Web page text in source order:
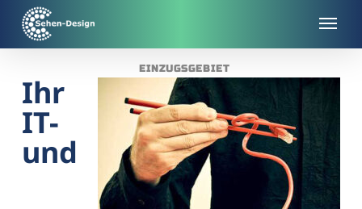
main
EINZUGSGEBIET
Ihr
IT-
und